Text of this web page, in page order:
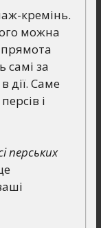
кремінь.
можна
самі за
дії. Саме
і
перських